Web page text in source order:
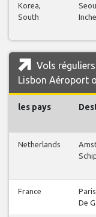
Korea,
South
Vols
Lisbon Aéroport
les pays
Netherlands
France
De